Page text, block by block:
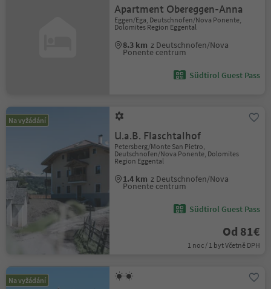
Apartment Obereggen-Anna
Eggen/Ega, Deutschnofen/Nova Ponente,
Dolomites Region Eggental
8.3 km z Deutschnofen/Nova
Ponente centrum
Südtirol Guest Pass
Na vyžádání
U.a.B. Flaschtalhof
Petersberg/Monte San Pietro,
Deutschnofen/Nova Ponente, Dolomites
Region Eggental
1.4 km z Deutschnofen/Nova
Ponente centrum
Südtirol Guest Pass
Od 81€
1 noc / 1 byt Včetně DPH
Na vyžádání